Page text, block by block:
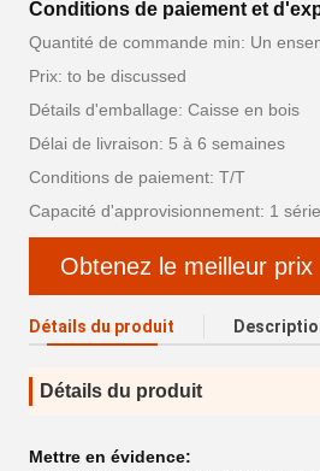
Conditions de paiement et
Quantité de commande min: Un
Prix: to be discussed
Détails d'emballage: Caisse en bois
Délai de livraison: 5 à 6 semaines
Conditions de paiement: T/T
Capacité d'approvisionnement: 1
Obtenez le meilleur prix
Détails du produit
Détails du produit
Mettre en évidence: